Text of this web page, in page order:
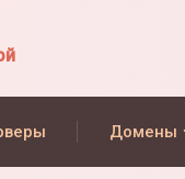
Домены